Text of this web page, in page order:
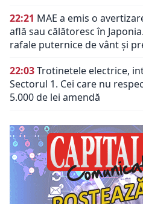
22:21 MAE a emis o
află sau călătoresc în
rafale puternice de vânt și
22:03Trotinetele electrice,
Sectorul 1. Cei care nu
5.000 de lei amendă